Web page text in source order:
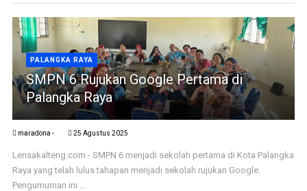
PALANGKA RAYA
SMPN 6 Rujukan Google Pertama di
Palangka Raya
maradona - 25 Agustus 2025
Lensakalteng.com - SMPN 6 menjadi sekolah pertama di Kota Palangka
Raya yang telah lulus tahapan menjadi sekolah rujukan Google.
Pengumuman ini ...